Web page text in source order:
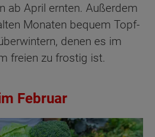
ab April ernten. Außerdem
Monaten bequem Topf-
denen es im
freien zu frostig ist.
Februar